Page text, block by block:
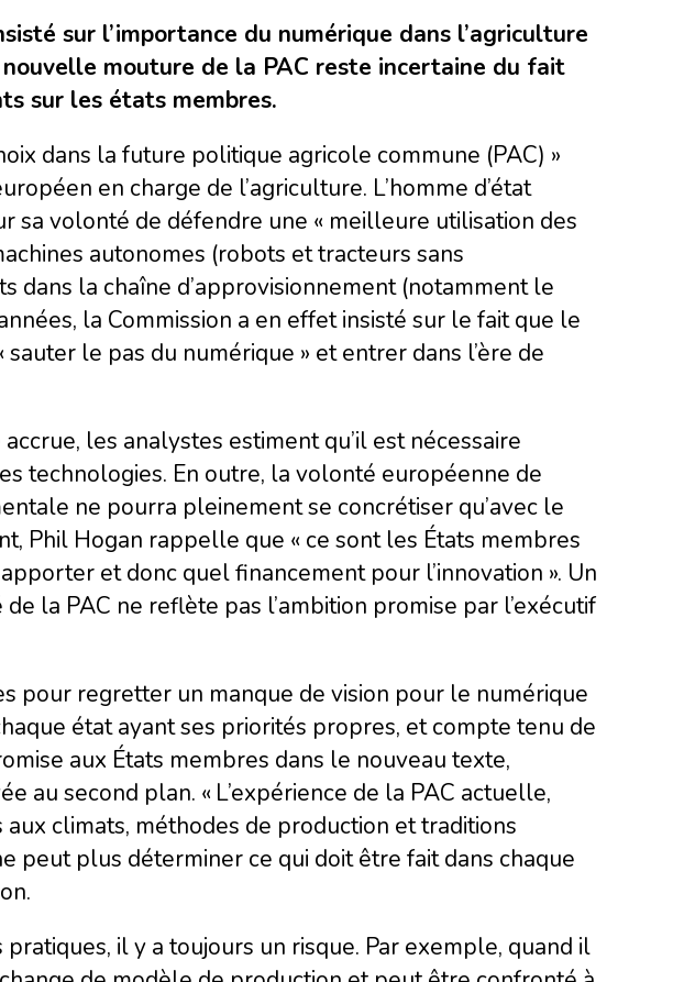
sur l’importance du numérique dans l’agriculture
mouture de la PAC reste incertaine du fait
sur les états membres.
dans la future politique agricole commune (PAC) »
en charge de l’agriculture. L’homme d’état
sa volonté de défendre une « meilleure utilisation des
autonomes (robots et tracteurs sans
dans la chaîne d’approvisionnement (notamment le
la Commission a en effet insisté sur le fait que le
le pas du numérique » et entrer dans l’ère de
les analystes estiment qu’il est nécessaire
technologies. En outre, la volonté européenne de
ne pourra pleinement se concrétiser qu’avec le
Phil Hogan rappelle que « ce sont les États membres
et donc quel financement pour l’innovation ». Un
la PAC ne reflète pas l’ambition promise par l’exécutif
pour regretter un manque de vision pour le numérique
état ayant ses priorités propres, et compte tenu de
aux États membres dans le nouveau texte,
au second plan. « L’expérience de la PAC actuelle,
climats, méthodes de production et traditions
peut plus déterminer ce qui doit être fait dans chaque
il y a toujours un risque. Par exemple, quand il